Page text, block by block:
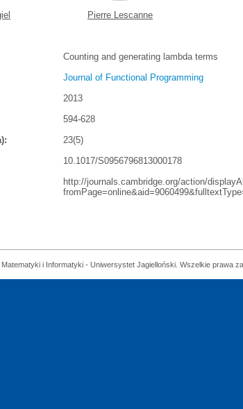
Pierre Lescanne
Counting and generating lambda terms
Journal of Functional Programming
2013
594-628
23(5)
10.1017/S0956796813000178
http://journals.cambridge.org/action/
i Informatyki - Uniwersystet Jagielloński. Wszelkie prawa